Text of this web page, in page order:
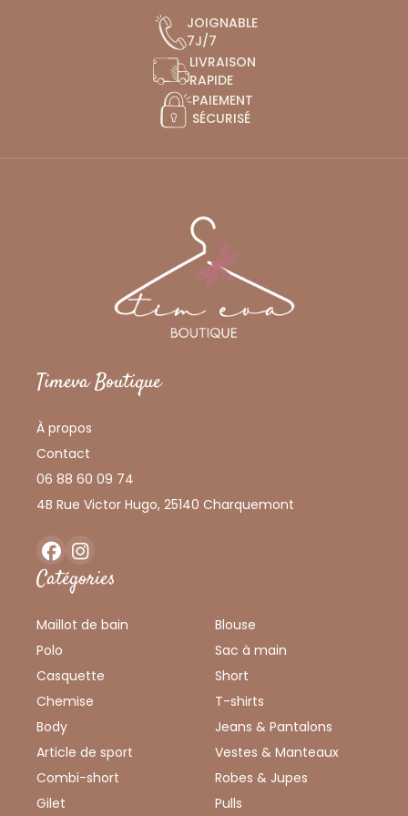
JOIGNABLE
7J/7
LIVRAISON
RAPIDE
PAIEMENT
SÉCURISÉ
Timeva Boutique
À propos
Contact
06 88 60 09 74
4B Rue Victor Hugo, 25140 Charquemont
FacebookInstagram
Catégories
Maillot de bain
Polo
Casquette
Chemise
Body
Article de sport
Combi-short
Gilet
Blouse
Sac à main
Short
T-shirts
Jeans & Pantalons
Vestes & Manteaux
Robes & Jupes
Pulls